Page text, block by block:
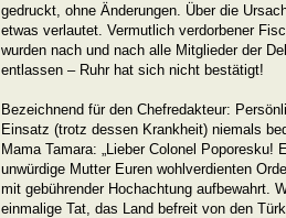
gedruckt, ohne Änderungen. Über die
etwas verlautet. Vermutlich verdorbener
wurden nach und nach alle Mitglieder der
entlassen – Ruhr hat sich nicht bestätigt!
Bezeichnend für den Chefredakteur:
Einsatz (trotz dessen Krankheit) niemals
Mama Tamara: „Lieber Colonel Poporesku!
unwürdige Mutter Euren wohlverdienten
mit gebührender Hochachtung aufbewahrt.
einmalige Tat, das Land befreit von den